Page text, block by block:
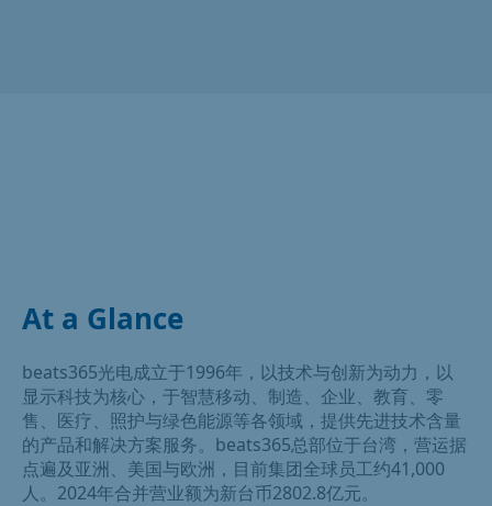
At a Glance
beats365光电成立于1996年，以技术与创新为动力，以
显示科技为核心，于智慧移动、制造、企业、教育、零
售、医疗、照护与绿色能源等各领域，提供先进技术含量
的产品和解决方案服务。beats365总部位于台湾，营运据
点遍及亚洲、美国与欧洲，目前集团全球员工约41,000
人。2024年合并营业额为新台币2802.8亿元。